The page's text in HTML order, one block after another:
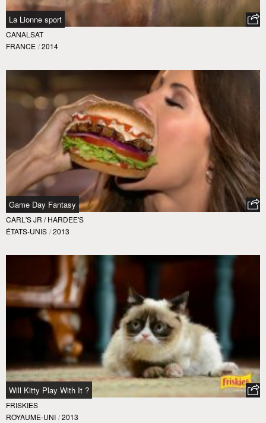
La Lionne sport
CANALSAT
FRANCE / 2014
Game Day Fantasy
CARL'S JR / HARDEE'S
ÉTATS-UNIS / 2013
Will Kitty Play With It ?
FRISKIES
ROYAUME-UNI / 2013